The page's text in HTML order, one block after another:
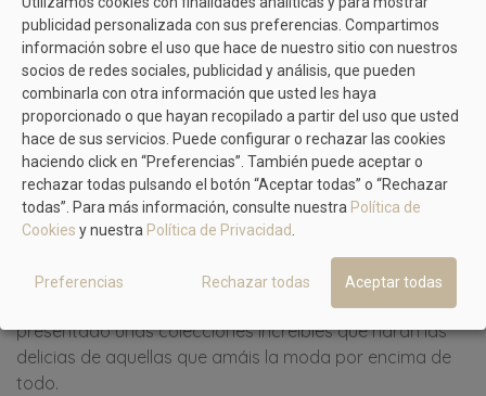
múltiples diseños que van desde la típica alpargata
clásica de dos tiras con cuña hasta aquellos diseños
más originales que combinan todo tipo de materiales.
Las mejores marcas de
alpargatas
Esta temporada te vamos a presentar las principales
colecciones de alpargatas que tenemos preparadas.
Las marcas se han puesto a tope y este año han
presentado unas colecciones increíbles que harán las
delicias de aquellas que amáis la moda por encima de
todo.
publicidad personalizada con sus preferencias. Compartimos
información sobre el uso que hace de nuestro sitio con nuestros
socios de redes sociales, publicidad y análisis, que pueden
combinarla con otra información que usted les haya
proporcionado o que hayan recopilado a partir del uso que usted
hace de sus servicios. Puede configurar o rechazar las cookies
haciendo click en “Preferencias”. También puede aceptar o
rechazar todas pulsando el botón “Aceptar todas” o “Rechazar
todas”. Para más información, consulte nuestra Política de
Cookies y nuestra Política de Privacidad.
Preferencias Rechazar todas Aceptar todas